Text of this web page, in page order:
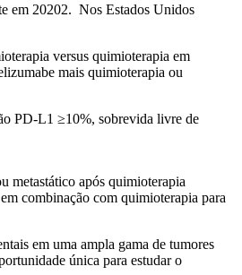
em 20202. Nos Estados Unidos
versus quimioterapia em
mais quimioterapia ou
PD-L1 ≥10%, sobrevida livre de
metastático após quimioterapia
combinação com quimioterapia para
em uma ampla gama de tumores
única para estudar o